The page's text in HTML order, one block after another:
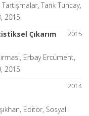
Tarık Tuncay,
2015
2015
Çıkarım
Erbay Ercüment,
2015
2014
Editör, Sosyal